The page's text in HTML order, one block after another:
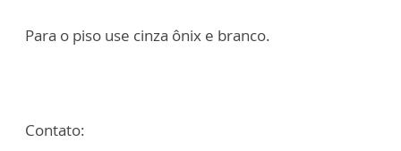
Para o piso use cinza ônix e branco.
Contato: